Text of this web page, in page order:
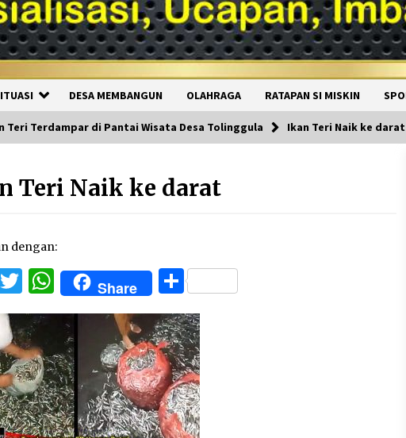
DESA MEMBANGUN OLAHRAGA RATAPAN SI MISKIN
Teri Terdampar di Pantai Wisata Desa Tolinggula Ikan Teri Naik ke darat
Teri Naik ke darat
dengan:
Twitter
WhatsApp
Share Share